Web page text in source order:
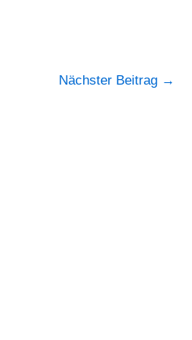
Nächster Beitrag →